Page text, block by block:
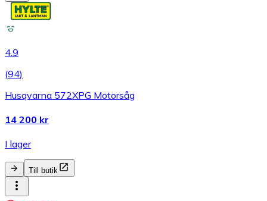
4.9
(94)
Husqvarna 572XPG Motorsåg
14 200 kr
I lager
Till butik